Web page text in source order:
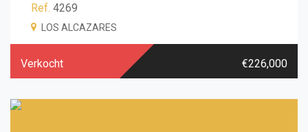
Ref. 4269
LOS ALCAZARES
Verkocht €226,000